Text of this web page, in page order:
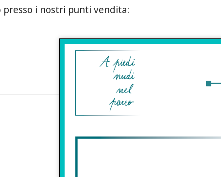
i nostri punti vendita:
ISCRIVITI ALLA
NEWSLETTER